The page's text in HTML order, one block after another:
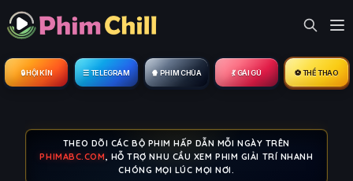
🔒︎ HỘI KÍN ☰ TELEGRAM 🍿 PHIM CHÙA 💃 GÁI GÚ ⚽ THỂ THAO
THEO DÕI CÁC BỘ PHIM HẤP DẪN MỖI NGÀY TRÊN
PHIMABC.COM, HỖ TRỢ NHU CẦU XEM PHIM GIẢI TRÍ NHANH
CHÓNG MỌI LÚC MỌI NƠI.